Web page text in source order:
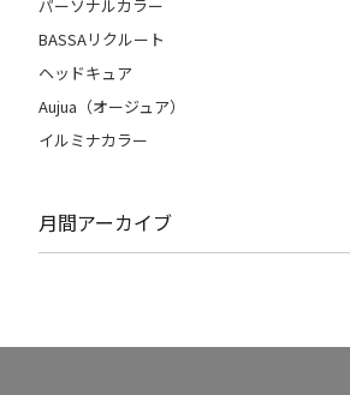
パーソナルカラー
BASSAリクルート
ヘッドキュア
Aujua（オージュア）
イルミナカラー
月間アーカイブ